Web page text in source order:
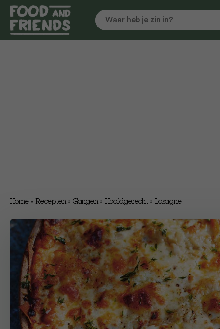
Home » Recepten » Gangen » Hoofdgerecht » Lasagne